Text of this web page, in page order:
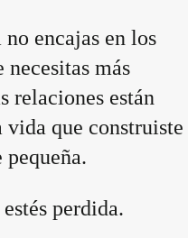
encajas en los
necesitas más
relaciones están
vida que construiste
pequeña.
perdida.